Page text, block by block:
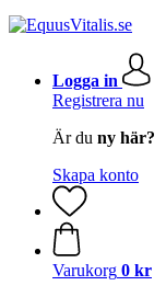
Logga in
Registrera nu
Är du ny här?
Skapa konto
Varukorg 0 kr